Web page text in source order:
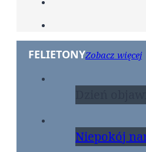
FELIETONYZobacz więcej
Niepokój